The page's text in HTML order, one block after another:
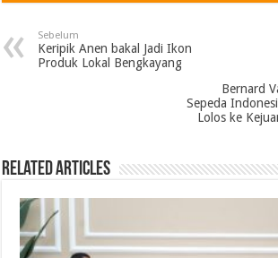
Sebelum
Keripik Anen bakal Jadi Ikon
Produk Lokal Bengkayang
Bernard
Sepeda
Lolos ke
Related Articles